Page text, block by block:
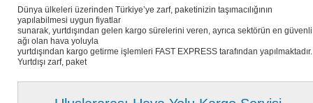
Dünya ülkeleri üzerinden Türkiye’ye zarf, paketinizin taşımacılığının
yapılabilmesi uygun fiyatlar
sunarak, yurtdışından gelen kargo sürelerini veren, ayrıca sektörün en güvenli
ağı olan hava yoluyla
yurtdışından kargo getirme işlemleri FAST EXPRESS tarafından yapılmaktadır.
Yurtdışı zarf, paket